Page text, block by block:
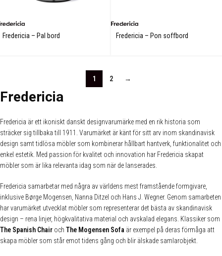
Fredericia – Pal bord Fredericia – Pon soffbord
1 2 →
Fredericia
Fredericia är ett ikoniskt danskt designvarumärke med en rik historia som
sträcker sig tillbaka till 1911. Varumärket är känt för sitt arv inom skandinavisk
design samt tidlösa möbler som kombinerar hållbart hantverk, funktionalitet och
enkel estetik. Med passion för kvalitet och innovation har Fredericia skapat
möbler som är lika relevanta idag som när de lanserades.
Fredericia samarbetar med några av världens mest framstående formgivare,
inklusive Børge Mogensen, Nanna Ditzel och Hans J. Wegner. Genom samarbeten
har varumärket utvecklat möbler som representerar det bästa av skandinavisk
design – rena linjer, högkvalitativa material och avskalad elegans. Klassiker som
The Spanish Chair och The Mogensen Sofa är exempel på deras förmåga att
skapa möbler som står emot tidens gång och blir älskade samlarobjekt.